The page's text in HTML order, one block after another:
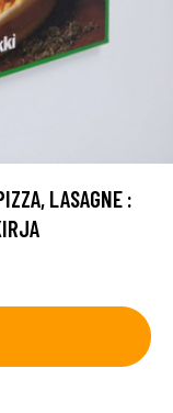
LASAGNE :